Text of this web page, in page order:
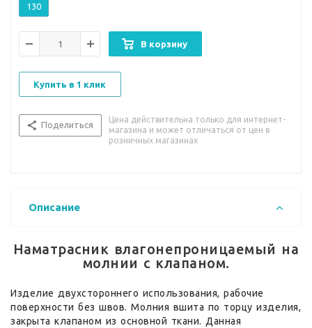
130
В корзину
Купить в 1 клик
Поделиться
Цена действительна только для интернет-
магазина и может отличаться от цен в
розничных магазинах
Описание
Наматрасник влагонепроницаемый на
молнии с клапаном.
Изделие двухстороннего использования, рабочие
поверхности без швов. Молния вшита по торцу изделия,
закрыта клапаном из основной ткани. Данная